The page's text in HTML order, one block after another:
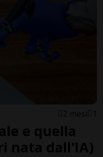
2 mesi 1
e quella
nata dall'IA)